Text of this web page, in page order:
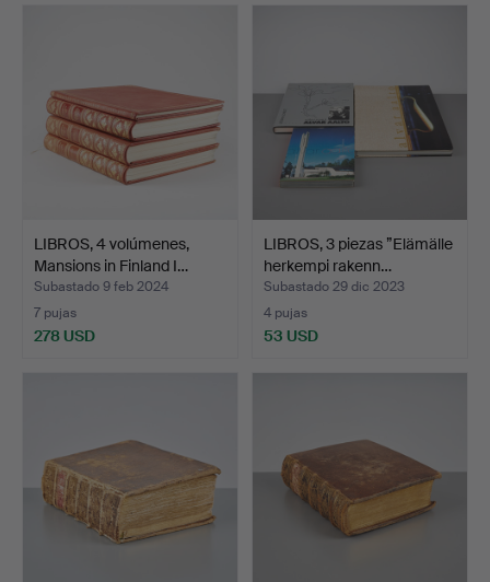
LIBROS, 4 volúmenes,
Mansions in Finland I…
Subastado 9 feb 2024
7 pujas
278 USD
LIBROS, 3 piezas ”Elämälle
herkempi rakenn…
Subastado 29 dic 2023
4 pujas
53 USD